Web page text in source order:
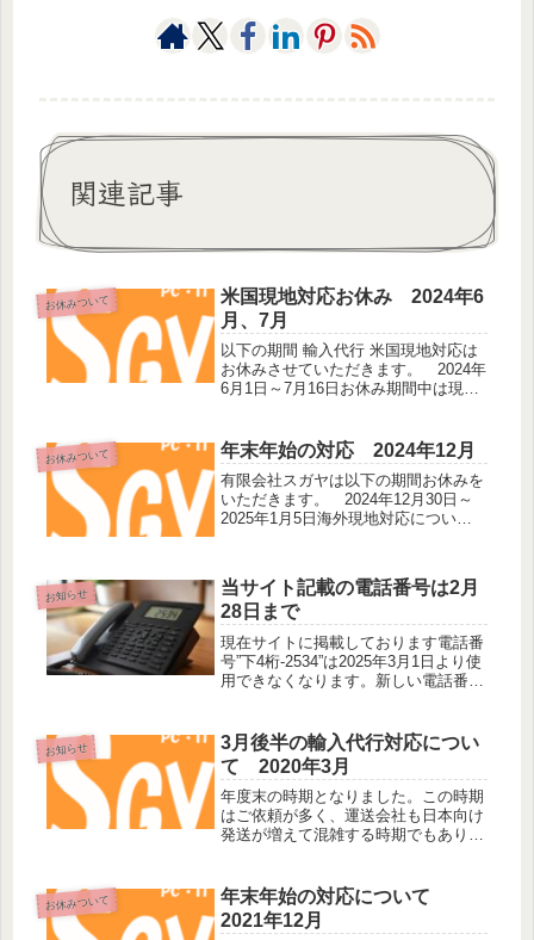
関連記事
お休みついて
米国現地対応お休み 2024年6
月、7月
以下の期間 輸入代行 米国現地対応は
お休みさせていただきます。 2024年
6月1日～7月16日お休み期間中は現地
全ての業務に対応することができませ
ん。ご不便をおかけして申し訳...
お休みついて 年末年始の対応 2024年12月
有限会社スガヤは以下の期間お休みを
いただきます。 2024年12月30日～
2025年1月5日海外現地対応について
お知らせ
当サイト記載の電話番号は2月
28日まで
現在サイトに掲載しております電話番
号”下4桁-2534”は2025年3月1日より使
用できなくなります。新しい電話番号
る電話番号の変更はございません。よ
ろしくお願いいたしま...
お知らせ
3月後半の輸入代行対応につい
て 2020年3月
年度末の時期となりました。この時期
はご依頼が多く、運送会社も日本向け
発送が増えて混雑する時期でもありま
輸入代行は作業の遅れや新規のご依頼
をお請けできないことがございます...
お休みついて
年末年始の対応について
2021年12月